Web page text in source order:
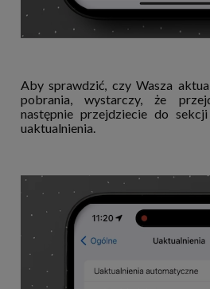
Aby sprawdzić, czy Wasza
pobrania, wystarczy, że
następnie przejdziecie do
uaktualnienia.